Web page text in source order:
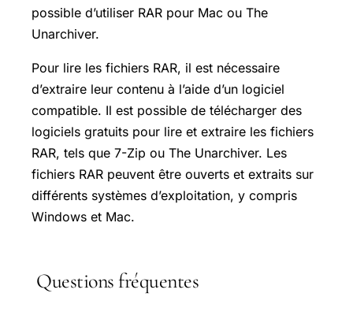
possible d’utiliser RAR pour Mac ou The
Unarchiver.
Pour lire les fichiers RAR, il est nécessaire
d’extraire leur contenu à l’aide d’un logiciel
compatible. Il est possible de télécharger des
logiciels gratuits pour lire et extraire les fichiers
RAR, tels que 7-Zip ou The Unarchiver. Les
fichiers RAR peuvent être ouverts et extraits sur
différents systèmes d’exploitation, y compris
Windows et Mac.
Questions fréquentes